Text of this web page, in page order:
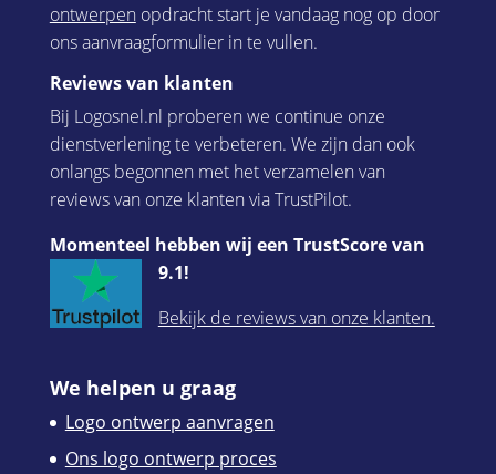
ontwerpenopdracht start je vandaag nog op door
ons aanvraagformulier in te vullen.
Reviews van klanten
Bij Logosnel.nl proberen we continue onze
dienstverlening te verbeteren. We zijn dan ook
onlangs begonnen met het verzamelen van
reviews van onze klanten via TrustPilot.
Momenteel hebben wij een TrustScore van
9.1!
Bekijk de reviews van onze klanten.
We helpen u graag
Logo ontwerp aanvragen
Ons logo ontwerp proces